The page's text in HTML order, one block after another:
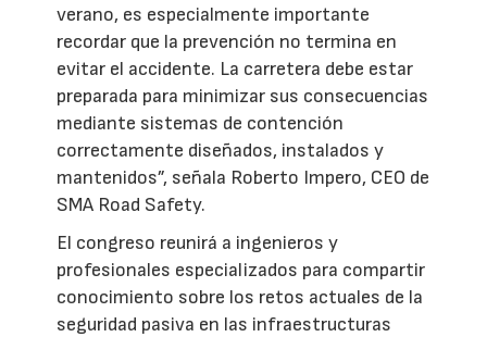
verano, es especialmente importante
recordar que la prevención no termina en
evitar el accidente. La carretera debe estar
preparada para minimizar sus consecuencias
mediante sistemas de contención
correctamente diseñados, instalados y
mantenidos”, señala Roberto Impero, CEO de
SMA Road Safety.
El congreso reunirá a ingenieros y
profesionales especializados para compartir
conocimiento sobre los retos actuales de la
seguridad pasiva en las infraestructuras